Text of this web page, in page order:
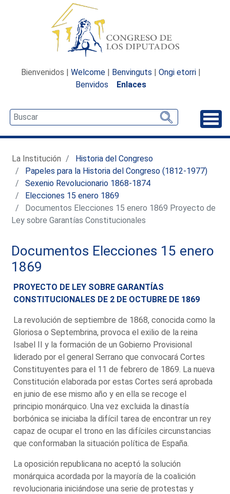
Bienvenidos | Welcome | Benvinguts | Ongi etorri |
Benvidos
Enlaces
La Institución
Historia del Congreso
Papeles para la Historia del Congreso (1812-1977)
Sexenio Revolucionario 1868-1874
Elecciones 15 enero 1869
Documentos Elecciones 15 enero 1869 Proyecto de
Ley sobre Garantías Constitucionales
Documentos Elecciones 15 enero
1869
PROYECTO DE LEY SOBRE GARANTÍAS
CONSTITUCIONALES DE 2 DE OCTUBRE DE 1869
La revolución de septiembre de 1868, conocida como la
Gloriosa o Septembrina, provoca el exilio de la reina
Isabel II y la formación de un Gobierno Provisional
liderado por el general Serrano que convocará Cortes
Constituyentes para el 11 de febrero de 1869. La nueva
Constitución elaborada por estas Cortes será aprobada
en junio de ese mismo año y en ella se recoge el
principio monárquico. Una vez excluida la dinastía
borbónica se iniciaba la difícil tarea de encontrar un rey
capaz de ocupar el trono en las difíciles circunstancias
que conformaban la situación política de España.
La oposición republicana no aceptó la solución
monárquica acordada por la mayoría de la coalición
revolucionaria iniciándose una serie de protestas y